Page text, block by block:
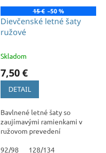
15 € –50 %
Dievčenské letné šaty
ružové
Skladom
7,50 €
DETAIL
Bavlnené letné šaty so
zaujímavými ramienkami v
ružovom prevedení
92/98 128/134